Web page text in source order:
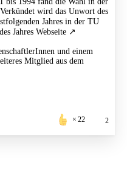
wird das Unwort des
Jahres in der TU
Jahres Webseite
und einem
Mitglied aus dem
22 2